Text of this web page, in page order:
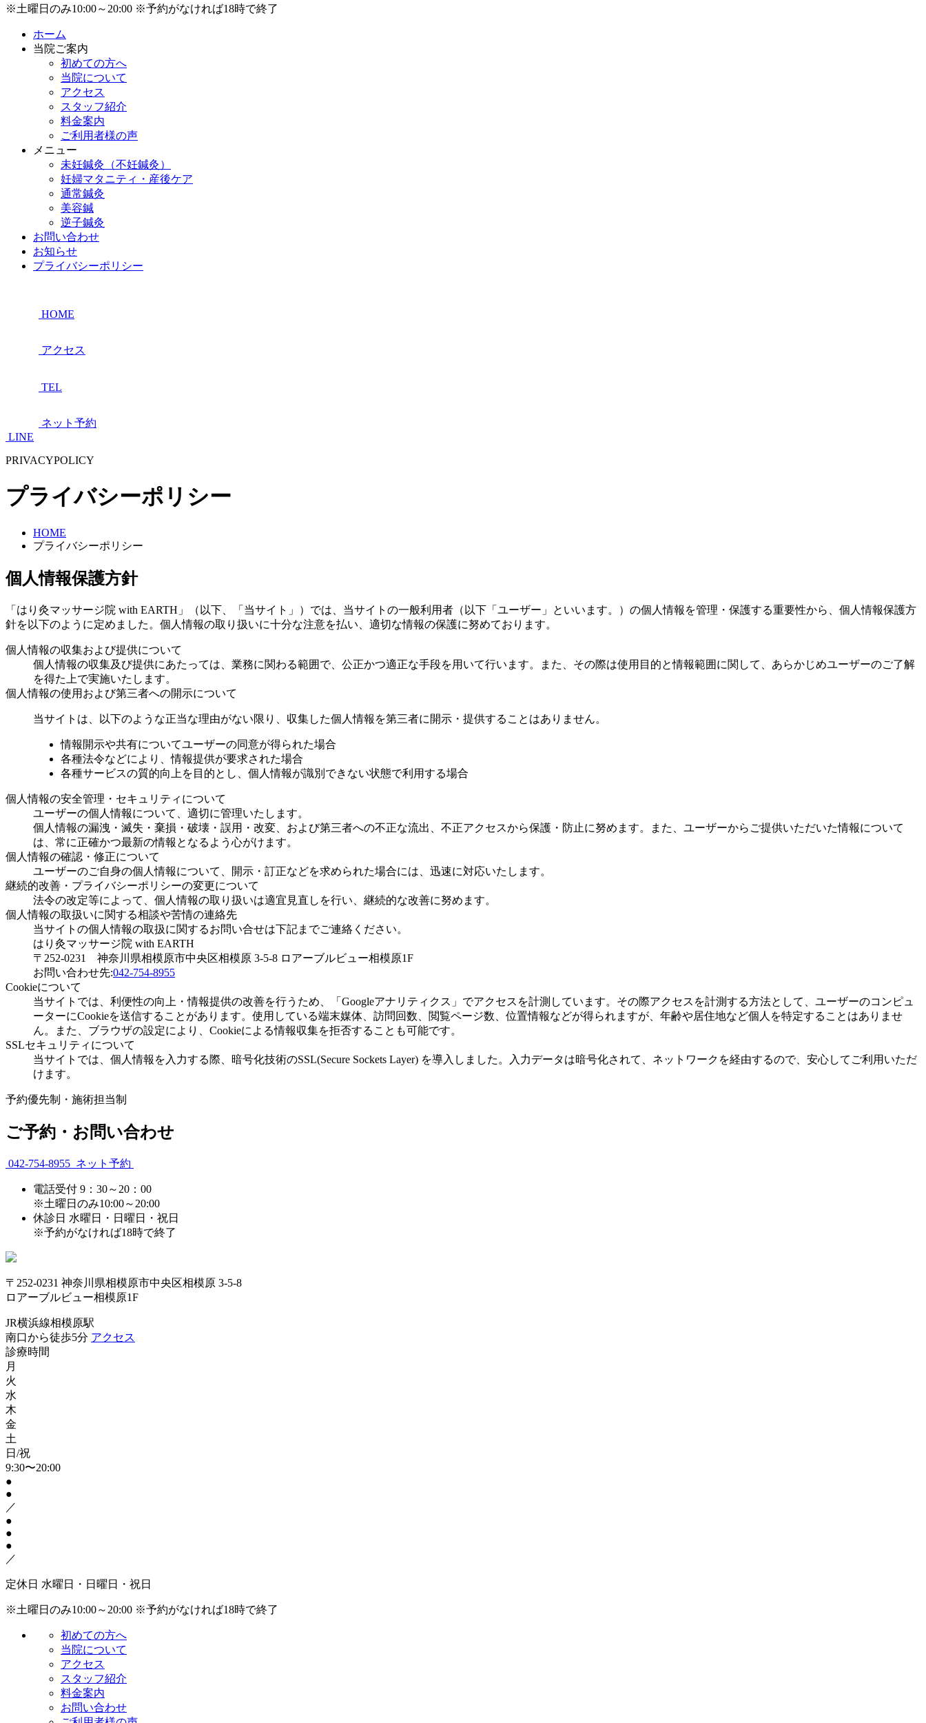
※土曜日のみ10:00～20:00 ※予約がなければ18時で終了
ホーム
当院ご案内
初めての方へ
当院について
アクセス
スタッフ紹介
料金案内
ご利用者様の声
メニュー
未妊鍼灸（不妊鍼灸）
妊婦マタニティ・産後ケア
通常鍼灸
美容鍼
逆子鍼灸
お問い合わせ
お知らせ
プライバシーポリシー
HOME
アクセス
TEL
ネット予約
LINE
PRIVACYPOLICY
プライバシーポリシー
HOME
プライバシーポリシー
個人情報保護方針
「はり灸マッサージ院 with EARTH」（以下、「当サイト」）では、当サイトの一般利用者（以下「ユーザー」といいます。）の個人情報を管理・保護する重要性から、個人情報保護方
針を以下のように定めました。個人情報の取り扱いに十分な注意を払い、適切な情報の保護に努めております。
個人情報の収集および提供について
個人情報の収集及び提供にあたっては、業務に関わる範囲で、公正かつ適正な手段を用いて行います。また、その際は使用目的と情報範囲に関して、あらかじめユーザーのご了解
を得た上で実施いたします。
個人情報の使用および第三者への開示について
当サイトは、以下のような正当な理由がない限り、収集した個人情報を第三者に開示・提供することはありません。
情報開示や共有についてユーザーの同意が得られた場合
各種法令などにより、情報提供が要求された場合
各種サービスの質的向上を目的とし、個人情報が識別できない状態で利用する場合
個人情報の安全管理・セキュリティについて
ユーザーの個人情報について、適切に管理いたします。
個人情報の漏洩・滅失・棄損・破壊・誤用・改変、および第三者への不正な流出、不正アクセスから保護・防止に努めます。また、ユーザーからご提供いただいた情報について
は、常に正確かつ最新の情報となるよう心がけます。
個人情報の確認・修正について
ユーザーのご自身の個人情報について、開示・訂正などを求められた場合には、迅速に対応いたします。
継続的改善・プライバシーポリシーの変更について
法令の改定等によって、個人情報の取り扱いは適宜見直しを行い、継続的な改善に努めます。
個人情報の取扱いに関する相談や苦情の連絡先
当サイトの個人情報の取扱に関するお問い合せは下記までご連絡ください。
はり灸マッサージ院 with EARTH
〒252-0231 神奈川県相模原市中央区相模原 3-5-8 ロアーブルビュー相模原1F
お問い合わせ先:042-754-8955
Cookieについて
当サイトでは、利便性の向上・情報提供の改善を行うため、「Googleアナリティクス」でアクセスを計測しています。その際アクセスを計測する方法として、ユーザーのコンピュ
ーターにCookieを送信することがあります。使用している端末媒体、訪問回数、閲覧ページ数、位置情報などが得られますが、年齢や居住地など個人を特定することはありませ
ん。また、ブラウザの設定により、Cookieによる情報収集を拒否することも可能です。
SSLセキュリティについて
当サイトでは、個人情報を入力する際、暗号化技術のSSL(Secure Sockets Layer) を導入しました。入力データは暗号化されて、ネットワークを経由するので、安心してご利用いただ
けます。
予約優先制・施術担当制
ご予約・お問い合わせ
042-754-8955 ネット予約
電話受付 9：30～20：00
※土曜日のみ10:00～20:00
休診日 水曜日・日曜日・祝日
※予約がなければ18時で終了
〒252-0231 神奈川県相模原市中央区相模原 3-5-8
ロアーブルビュー相模原1F
JR横浜線相模原駅
南口から徒歩5分 アクセス
診療時間
月
火
水
木
金
土
日/祝
9:30〜20:00
●
●
／
●
●
●
／
定休日 水曜日・日曜日・祝日
※土曜日のみ10:00～20:00 ※予約がなければ18時で終了
初めての方へ
当院について
アクセス
スタッフ紹介
料金案内
お問い合わせ